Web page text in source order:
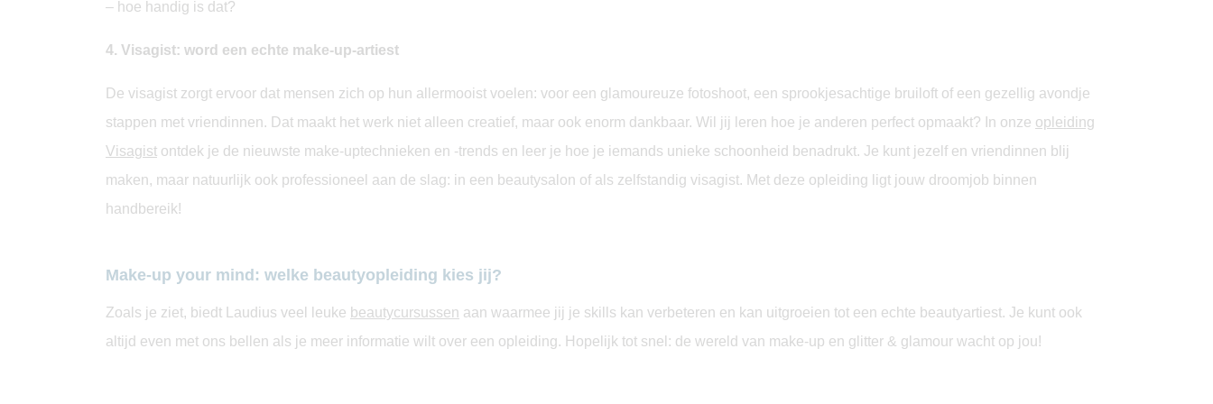
– hoe handig is dat?
4. Visagist: word een echte make-up-artiest
De visagist zorgt ervoor dat mensen zich op hun allermooist voelen: voor een glamoureuze fotoshoot, een sprookjesachtige bruiloft of een gezellig avondje
stappen met vriendinnen. Dat maakt het werk niet alleen creatief, maar ook enorm dankbaar. Wil jij leren hoe je anderen perfect opmaakt? In onze opleiding
Visagist ontdek je de nieuwste make-uptechnieken en -trends en leer je hoe je iemands unieke schoonheid benadrukt. Je kunt jezelf en vriendinnen blij
maken, maar natuurlijk ook professioneel aan de slag: in een beautysalon of als zelfstandig visagist. Met deze opleiding ligt jouw droomjob binnen
handbereik!
Make-up your mind: welke beautyopleiding kies jij?
Zoals je ziet, biedt Laudius veel leuke beautycursussen aan waarmee jij je skills kan verbeteren en kan uitgroeien tot een echte beautyartiest. Je kunt ook
altijd even met ons bellen als je meer informatie wilt over een opleiding. Hopelijk tot snel: de wereld van make-up en glitter & glamour wacht op jou!